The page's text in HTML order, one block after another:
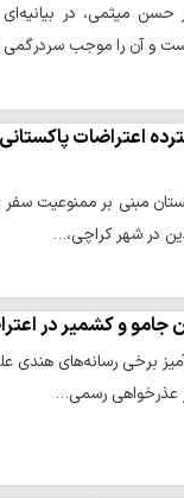
میثمی، در
و آن را موجب
اعتراضات
مبنی بر ممنوعیت سفر
در شهر کراچی،…
جامو و کشمیر در
برخی رسانه‌های هندی
عذرخواهی رسمی…